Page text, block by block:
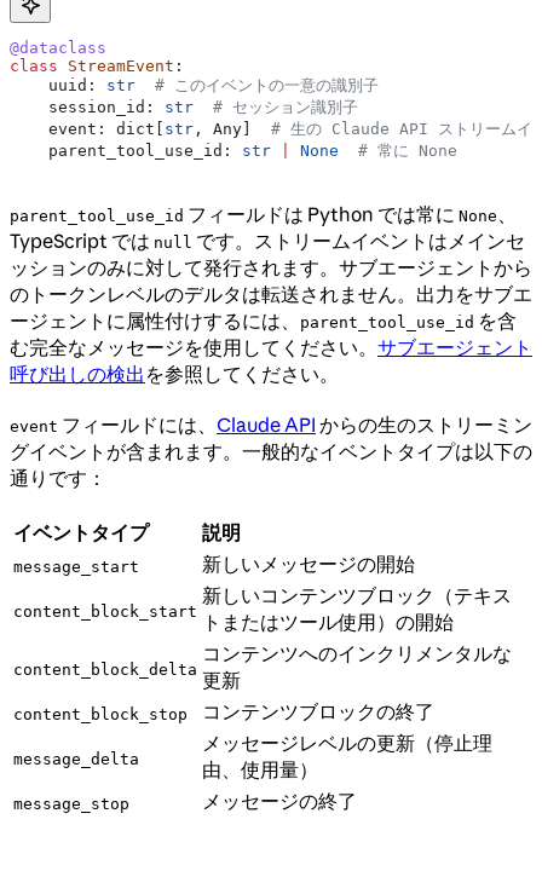
@dataclass
class StreamEvent :
    uuid:
str
  # このイベントの一意の識別子
    session_id:
str
  # セッション識別子
    event: dict[
str , Any] # 生の Claude API ストリームイ
    parent_tool_use_id:
str None
  # 常に None
parent_tool_use_id フィールドは Python では常に None
TypeScript では null です。ストリームイベントはメインセ
ッションのみに対して発行されます。サブエージェントから
のトークンレベルのデルタは転送されません。出力をサブエ
ージェントに属性付けするには、
parent_tool_use_id を含
む完全なメッセージを使用してください。 サブエージェント
呼び出しの検出 を参照してください。
event フィールドには、 Claude API からの生のストリーミン
グイベントが含まれます。一般的なイベントタイプは以下の
通りです：
イベントタイプ 説明
message_start 新しいメッセージの開始
content_block_start
新しいコンテンツブロック（テキス
トまたはツール使用）の開始
content_block_delta
コンテンツへのインクリメンタルな
更新
content_block_stop コンテンツブロックの終了
message_delta
メッセージレベルの更新（停止理
由、使用量）
message_stop メッセージの終了